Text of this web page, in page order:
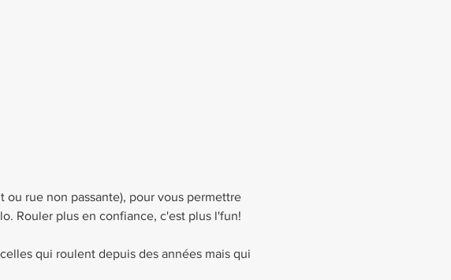
ou rue non passante), pour vous permettre
Rouler plus en confiance, c'est plus l'fun!
qui roulent depuis des années mais qui